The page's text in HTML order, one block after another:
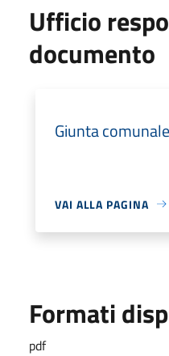
Ufficio
documento
Giunta comunale
VAI ALLA PAGINA
Formati
pdf